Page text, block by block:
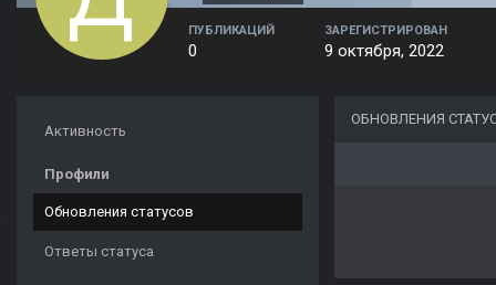
ПУБЛИКАЦИЙ
0
ЗАРЕГИСТРИРОВАН
9 октября, 2022
Активность
Профили
Обновления статусов
Ответы статуса
ОБНОВЛЕНИЯ